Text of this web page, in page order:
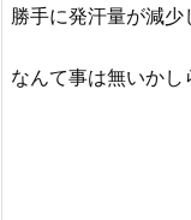
勝手に発汗量が減少
なんて事は無いかし